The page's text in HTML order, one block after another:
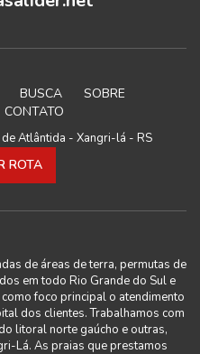
BUSCA
SOBRE
CONTATO
Atlântida - Xangri-lá - RS
ROTA
de áreas de terra, permutas de
em todo Rio Grande do Sul e
foco principal o atendimento
dos clientes. Trabalhamos com
litoral norte gaúcho e outras,
Lá. As praias que prestamos